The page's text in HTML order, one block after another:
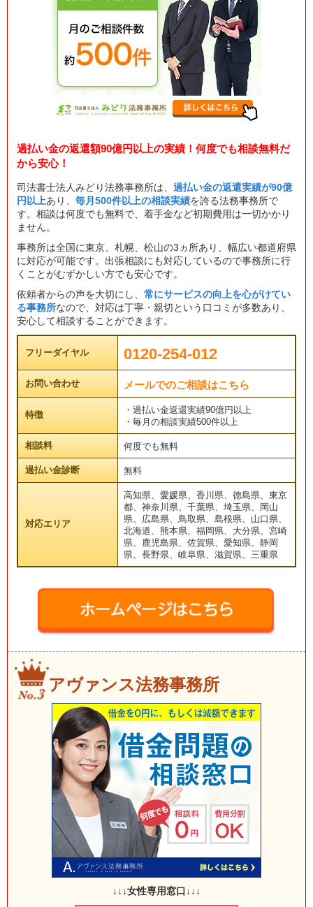
過払い金の返還額90億円以上の実績！何度でも相談無料だ
から安心！
司法書士法人みどり法務事務所は、 過払い金の返還実績が90億
円以上あり、 毎月500件以上の相談実績を誇る法務事務所で
す。相談は何度でも無料で、着手金など初期費用は一切かかり
ません。
事務所は全国に東京、札幌、松山の3ヵ所あり、幅広い都道府県
に対応が可能です。出張相談にも対応しているので事務所に行
くことがむずかしい方でも安心です。
依頼者からの声を大切にし、 常にサービスの向上を心がけてい
る事務所なので、対応は丁寧・親切という口コミが多数あり、
安心して相談することができます。
フリーダイヤル 0120-254-012
お問い合わせ メールでのご相談はこちら
特徴
・過払い金返還実績90億円以上
・毎月の相談実績500件以上
相談料 何度でも無料
過払い金診断 無料
対応エリア
高知県、愛媛県、香川県、徳島県、東京
都、神奈川県、千葉県、埼玉県、岡山
県、広島県、鳥取県、島根県、山口県、
北海道、熊本県、福岡県、大分県、宮崎
県、鹿児島県、佐賀県、愛知県、静岡
県、長野県、岐阜県、滋賀県、三重県
アヴァンス法務事務所
↓↓↓女性専用窓口↓↓↓